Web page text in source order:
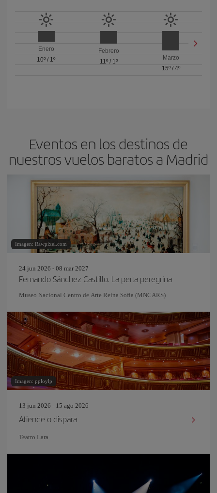
Enero
10º / 1º
Febrero
11º/ 1º
Marzo
15º/ 4º
Eventos en los destinos de
nuestros vuelos baratos a Madrid
Imagen: Rawpixel.com
24 jun 2026 - 08 mar 2027
Fernando Sánchez Castillo. La perla peregrina
Museo Nacional Centro de Arte Reina Sofía (MNCARS)
Imagen: pploylp
13 jun 2026 - 15 ago 2026
Atiende o dispara
Teatro Lara